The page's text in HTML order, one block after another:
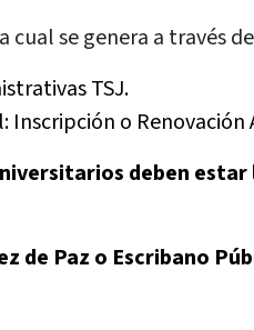
cual se genera a través
TSJ.
o Renovación
deben
de Paz o Escribano